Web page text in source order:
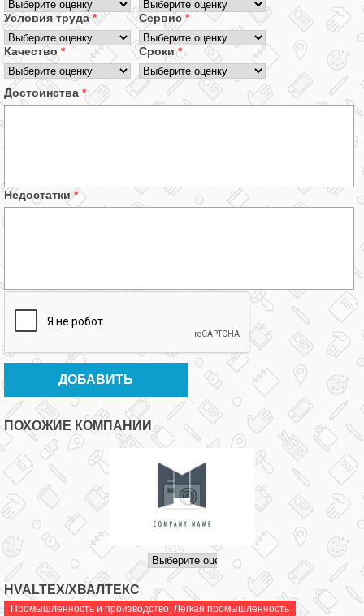
Условия труда * Сервис *
Качество * Сроки*
Достоинства *
Недостатки*
ПОХОЖИЕ КОМПАНИИ
HVALTEX/ХВАЛТЕКС
Промышленность и производство, Легкая промышленность